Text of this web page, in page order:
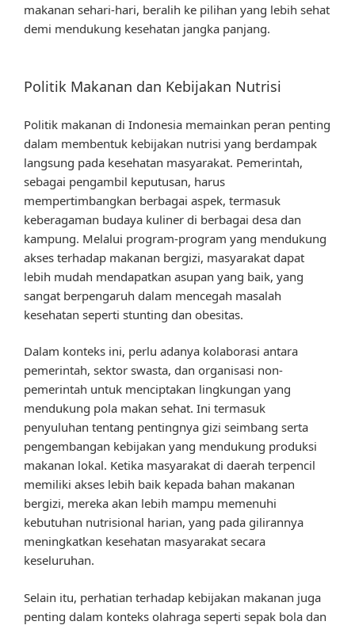
makanan sehari-hari, beralih ke pilihan yang lebih sehat
demi mendukung kesehatan jangka panjang.
Politik Makanan dan Kebijakan Nutrisi
Politik makanan di Indonesia memainkan peran penting
dalam membentuk kebijakan nutrisi yang berdampak
langsung pada kesehatan masyarakat. Pemerintah,
sebagai pengambil keputusan, harus
mempertimbangkan berbagai aspek, termasuk
keberagaman budaya kuliner di berbagai desa dan
kampung. Melalui program-program yang mendukung
akses terhadap makanan bergizi, masyarakat dapat
lebih mudah mendapatkan asupan yang baik, yang
sangat berpengaruh dalam mencegah masalah
kesehatan seperti stunting dan obesitas.
Dalam konteks ini, perlu adanya kolaborasi antara
pemerintah, sektor swasta, dan organisasi non-
pemerintah untuk menciptakan lingkungan yang
mendukung pola makan sehat. Ini termasuk
penyuluhan tentang pentingnya gizi seimbang serta
pengembangan kebijakan yang mendukung produksi
makanan lokal. Ketika masyarakat di daerah terpencil
memiliki akses lebih baik kepada bahan makanan
bergizi, mereka akan lebih mampu memenuhi
kebutuhan nutrisional harian, yang pada gilirannya
meningkatkan kesehatan masyarakat secara
keseluruhan.
Selain itu, perhatian terhadap kebijakan makanan juga
penting dalam konteks olahraga seperti sepak bola dan